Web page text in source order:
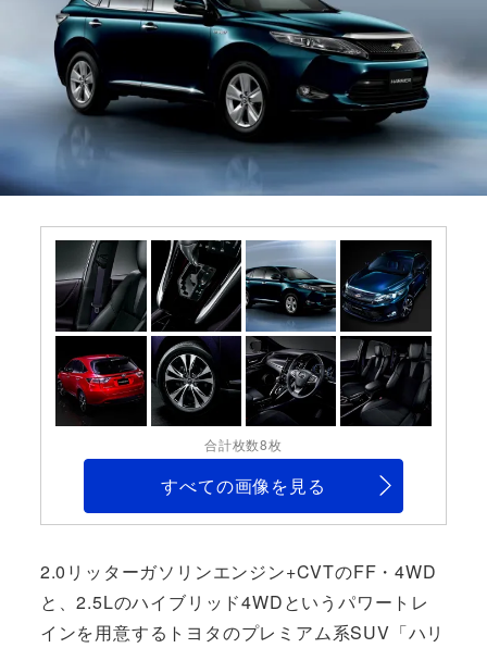
合計枚数8枚
すべての画像を見る
2.0リッターガソリンエンジン+CVTのFF・4WD
と、2.5Lのハイブリッド4WDというパワートレ
インを用意するトヨタのプレミアム系SUV「ハリ